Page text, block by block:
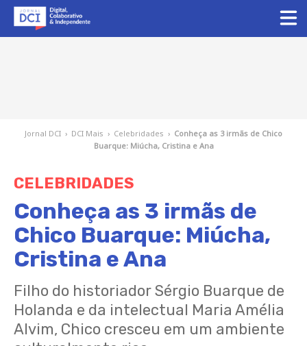
Jornal DCI › DCI Mais › Celebridades › Conheça as 3 irmãs de Chico
Buarque: Miúcha, Cristina e Ana
CELEBRIDADES
Conheça as 3 irmãs de
Chico Buarque: Miúcha,
Cristina e Ana
Filho do historiador Sérgio Buarque de
Holanda e da intelectual Maria Amélia
Alvim, Chico cresceu em um ambiente